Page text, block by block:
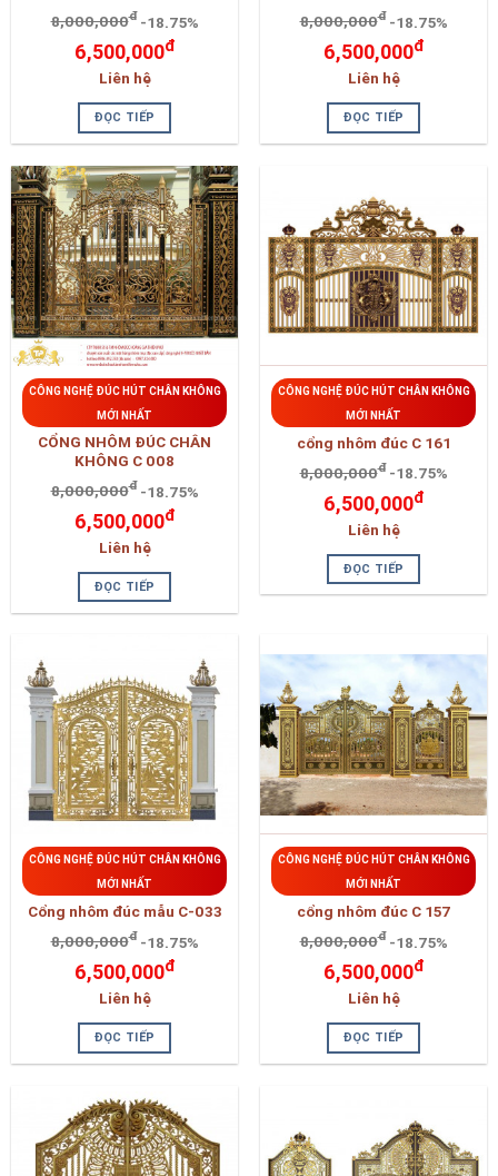
8,000,000đ -18.75%
6,500,000đ
Liên hệ
ĐỌC TIẾP
8,000,000đ -18.75%
6,500,000đ
Liên hệ
ĐỌC TIẾP
CÔNG NGHỆ ĐÚC HÚT CHÂN KHÔNG
MỚI NHẤT
CỔNG NHÔM ĐÚC CHÂN
KHÔNG C 008
8,000,000đ -18.75%
6,500,000đ
Liên hệ
ĐỌC TIẾP
CÔNG NGHỆ ĐÚC HÚT CHÂN KHÔNG
MỚI NHẤT
cổng nhôm đúc C 161
8,000,000đ -18.75%
6,500,000đ
Liên hệ
ĐỌC TIẾP
CÔNG NGHỆ ĐÚC HÚT CHÂN KHÔNG
MỚI NHẤT
Cổng nhôm đúc mẫu C-033
8,000,000đ -18.75%
6,500,000đ
Liên hệ
ĐỌC TIẾP
CÔNG NGHỆ ĐÚC HÚT CHÂN KHÔNG
MỚI NHẤT
cổng nhôm đúc C 157
8,000,000đ -18.75%
6,500,000đ
Liên hệ
ĐỌC TIẾP